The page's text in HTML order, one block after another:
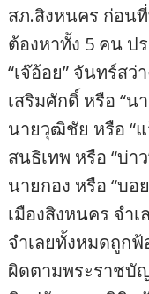
สภ.สิงหนคร ก่อน
ต้องหาทั้ง 5 คน
“เจ๊อ้อย” จันทร์ส
เสริมศักดิ์ หรือ “น
นายวุฒิชัย หรือ “แ
สนธิเทพ หรือ “บ่า
นายกอง หรือ “บอ
เมืองสิงหนคร จำเ
จำเลยทั้งหมดถูก
ผิดตามพระราช